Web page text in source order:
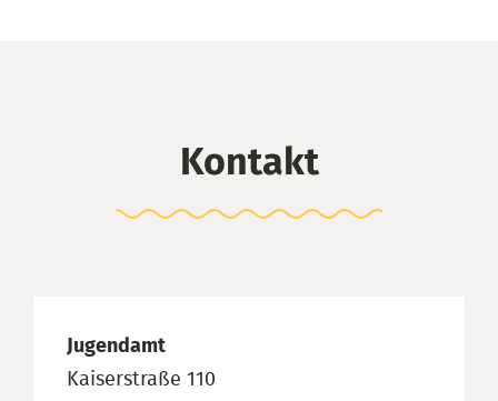
Kontakt
Jugendamt
Kaiserstraße 110